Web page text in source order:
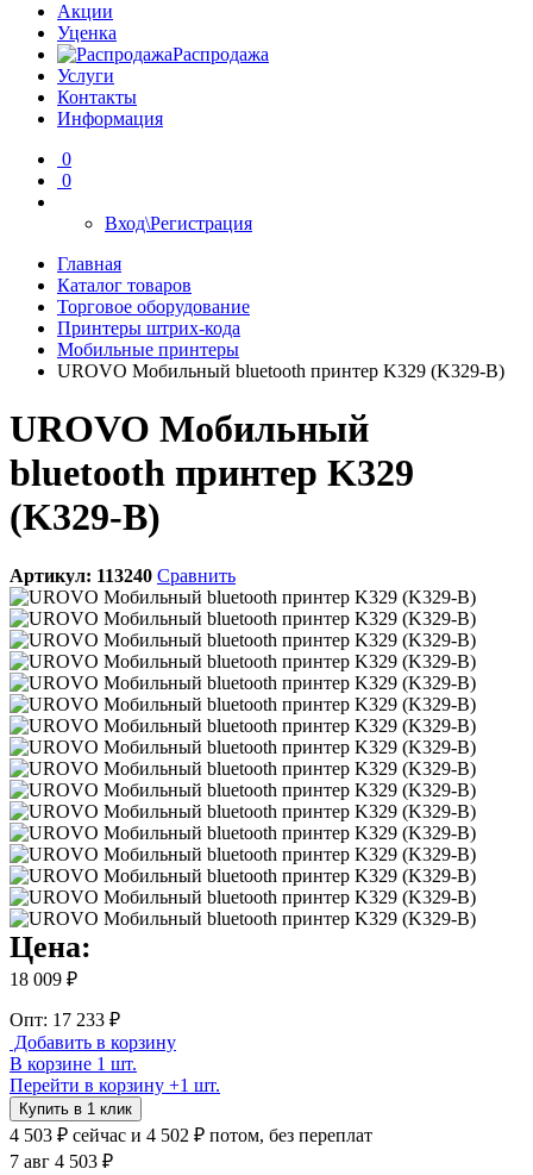
Акции
Уценка
Распродажа
Услуги
Контакты
Информация
0
0
Вход\Регистрация
Главная
Каталог товаров
Торговое оборудование
Принтеры штрих-кода
Мобильные принтеры
UROVO Мобильный bluetooth принтер K329 (K329-B)
UROVO Мобильный
bluetooth принтер K329
(K329-B)
Артикул: 113240 Сравнить
Цена:
18 009 ₽
Опт: 17 233 ₽
Добавить в корзину
В корзине 1 шт.
Перейти в корзину +1 шт.
Купить в 1 клик
4 503 ₽ сейчас и 4 502 ₽ потом, без переплат
7 авг 4 503 ₽